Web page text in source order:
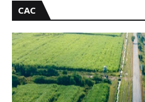
CAC